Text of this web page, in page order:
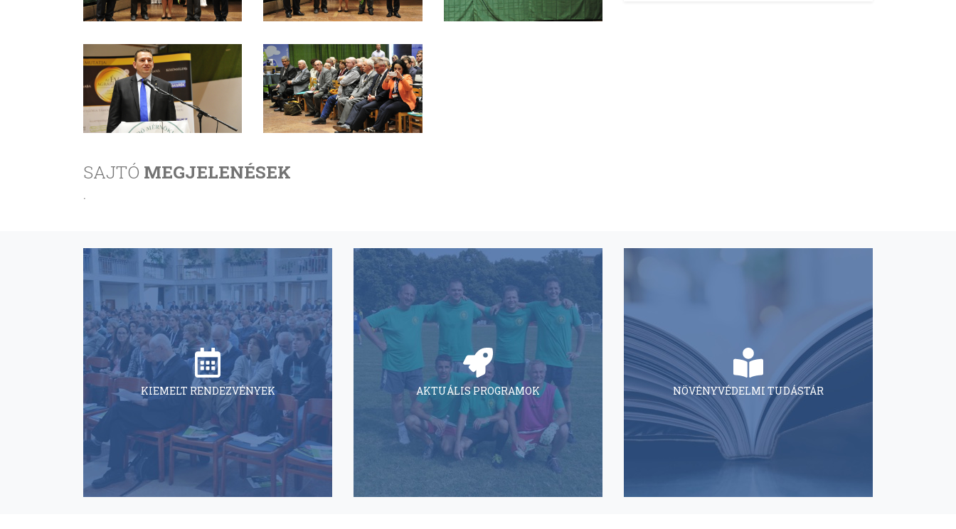
SAJTÓ MEGJELENÉSEK
.
KIEMELT RENDEZVÉNYEK AKTUÁLIS PROGRAMOK NÖVÉNYVÉDELMI TUDÁSTÁR